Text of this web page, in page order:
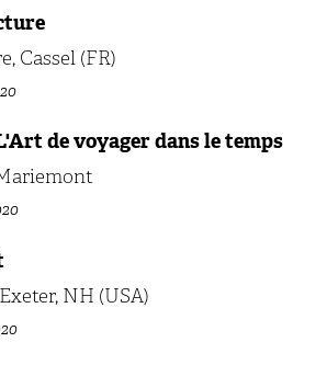
Cassel (FR)
de voyager dans le temps
NH (USA)